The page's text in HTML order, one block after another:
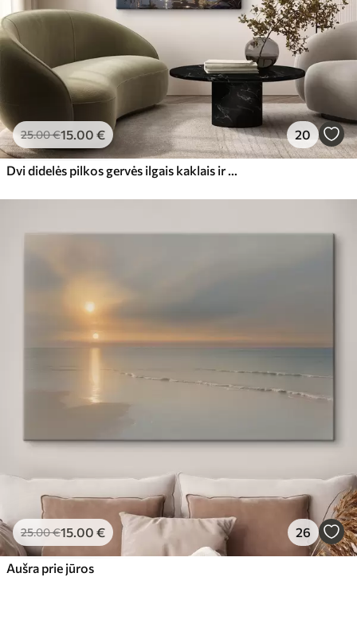
25.00€15.00 € 20
Dvi didelės pilkos gervės ilgais kaklais ir išskleistais sparnais stovi ūkanotame ežere, apsuptame medžių
25.00€15.00 € 26
Aušra prie jūros